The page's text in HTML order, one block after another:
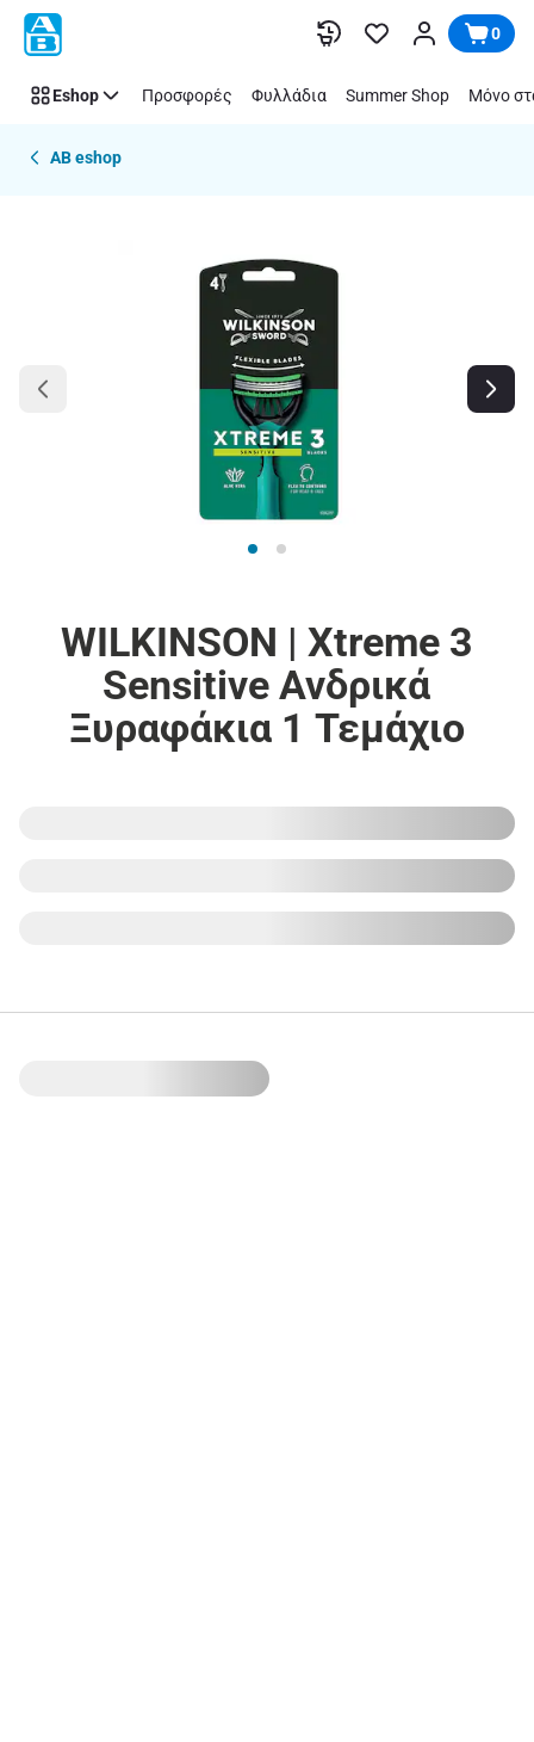
Παράλειψη 0
Eshop Προσφορές Φυλλάδια Summer Shop Μόνο
AB eshop
WILKINSON | Xtreme 3
Sensitive Ανδρικά
Ξυραφάκια 1 Τεμάχιο